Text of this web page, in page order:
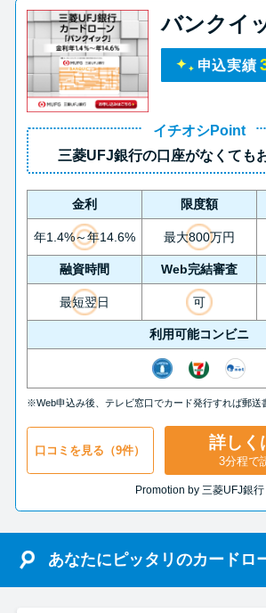
バンクイ
申込実績
イチオシPoint
三菱UFJ銀行の口座がなくても
金利 限度額
年1.4%～年14.6% 最大800万円
融資時間 Web完結審査
最短翌日 可
利用可能コンビニ
※Web申込み後、テレビ窓口でカード発行すれば郵送
口コミを見る（9件） 詳しく
3分程で
Promotion by 三菱UFJ銀行
あなたにピッタリのカードロ